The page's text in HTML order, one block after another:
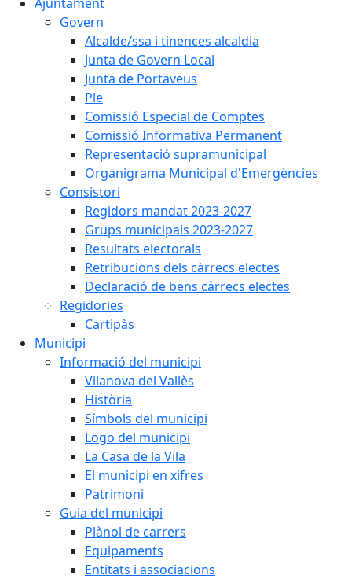
Govern
Alcalde/ssa i tinences alcaldia
Junta de Govern Local
Junta de Portaveus
Ple
Comissió Especial de Comptes
Comissió Informativa Permanent
Representació supramunicipal
Organigrama Municipal d'Emergències
Consistori
Regidors mandat 2023-2027
Grups municipals 2023-2027
Resultats electorals
Retribucions dels càrrecs electes
Declaració de bens càrrecs electes
Regidories
Cartipàs
Municipi
Informació del municipi
Vilanova del Vallès
Història
Símbols del municipi
Logo del municipi
La Casa de la Vila
El municipi en xifres
Patrimoni
Guia del municipi
Plànol de carrers
Equipaments
Entitats i associacions